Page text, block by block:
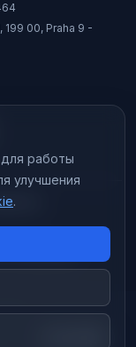
199 00, Praha 9 -
Медведев
работы
улучшения
.